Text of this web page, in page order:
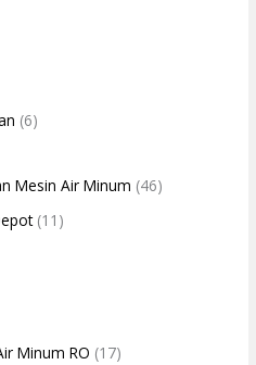
(6)
Mesin Air Minum (46)
(11)
Minum RO (17)